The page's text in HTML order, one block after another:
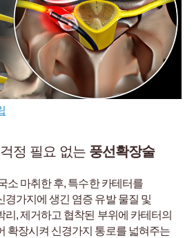
정 필요 없는 풍선확장술
소 마취한 후, 특수한 카테터를
경가지에 생긴 염증 유발 물질 및
리, 제거하고 협착된 부위에 카테터의
확장시켜 신경가지 통로를 넓혀주는